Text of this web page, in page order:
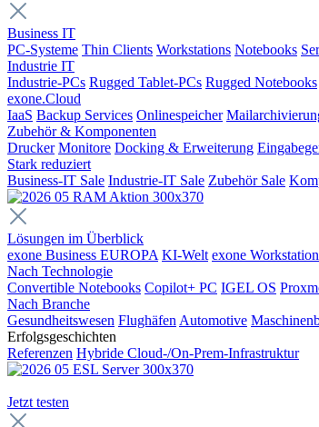
Business IT
PC-Systeme Thin Clients Workstations Notebooks
Industrie IT
Industrie-PCs Rugged Tablet-PCs Rugged Notebooks
exone.Cloud
IaaS Backup Services Onlinespeicher
Zubehör & Komponenten
Drucker Monitore Docking & Erweiterung
Stark reduziert
Business-IT Sale Industrie-IT Sale Zubehör Sale
Lösungen im Überblick
exone Business EUROPA KI-Welt exone
Nach Technologie
Convertible Notebooks Copilot+ PC IGEL OS
Nach Branche
Gesundheitswesen Flughäfen Automotive
Erfolgsgeschichten
Referenzen Hybride Cloud-/On-Prem-Infrastruktur
Jetzt testen